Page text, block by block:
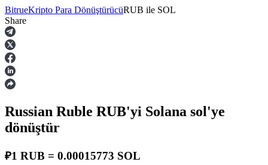
Vadeli İşlemler
BitrueKripto Para DönüştürücüRUB ile SOL
Share
Russian Ruble RUB'yi Solana sol'ye
dönüştür
₽1 RUB = 0.00015773 SOL